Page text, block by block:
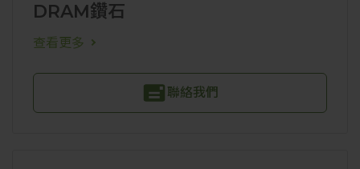
DRAM鑽石
查看更多
聯絡我們